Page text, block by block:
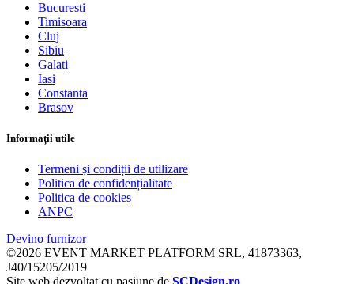
Bucuresti
Timisoara
Cluj
Sibiu
Galati
Iasi
Constanta
Brasov
Informații utile
Termeni și condiții de utilizare
Politica de confidențialitate
Politica de cookies
ANPC
Devino furnizor
©2026 EVENT MARKET PLATFORM SRL, 41873363,
J40/15205/2019